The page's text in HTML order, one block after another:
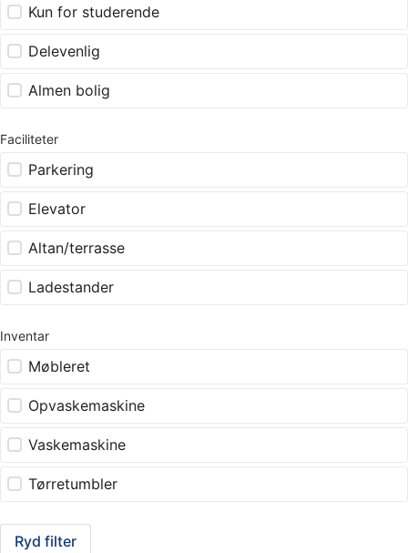
Kun for studerende
Delevenlig
Almen bolig
Faciliteter
Parkering
Elevator
Altan/terrasse
Ladestander
Inventar
Møbleret
Opvaskemaskine
Vaskemaskine
Tørretumbler
Ryd filter